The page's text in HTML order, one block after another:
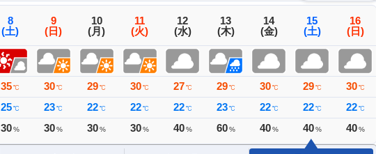
8
(土)
35 ℃
25 ℃
30 %
9
(日)
30 ℃
23 ℃
30 %
10
(月)
29℃
22℃
30%
11
(火)
30℃
22℃
30%
12
(水)
27℃
22℃
40%
13
(木)
29℃
23℃
60%
14
(金)
30 ℃
22 ℃
40 %
15
(土)
29 ℃
22 ℃
40 %
16
(日)
30 ℃
22 ℃
40 %